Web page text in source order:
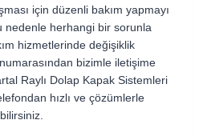
için düzenli bakım yapmayı
nedenle herhangi bir sorunla
hizmetlerinde değişiklik
bizimle iletişime
Raylı Dolap Kapak Sistemleri
hızlı ve çözümlerle